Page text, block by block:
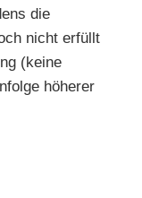
die
nicht erfüllt
(keine
höherer